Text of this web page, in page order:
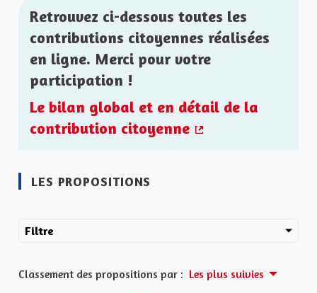
Retrouvez ci-dessous toutes les
contributions citoyennes réalisées
en ligne. Merci pour votre
participation !
Le bilan global et en détail de la
contribution citoyenne
LES PROPOSITIONS
Filtre
Classement des propositions par : Les plus suivies